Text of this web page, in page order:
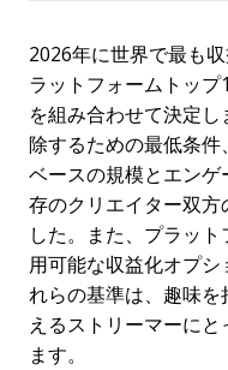
2026年に世界で最も
ラットフォームトッ
を組み合わせて決定
除するための最低条
ベースの規模とエン
存のクリエイター双方
した。また、プラッ
用可能な収益化オプ
れらの基準は、趣味
えるストリーマーに
ます。